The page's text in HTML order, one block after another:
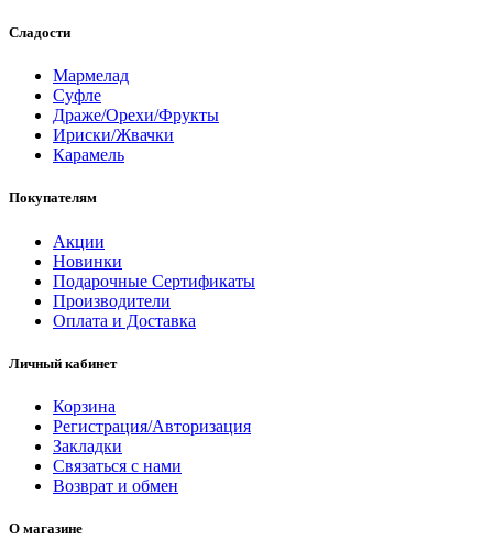
Сладости
Мармелад
Суфле
Драже/Орехи/Фрукты
Ириски/Жвачки
Карамель
Покупателям
Акции
Новинки
Подарочные Сертификаты
Производители
Оплата и Доставка
Личный кабинет
Корзина
Регистрация/Авторизация
Закладки
Связаться с нами
Возврат и обмен
О магазине